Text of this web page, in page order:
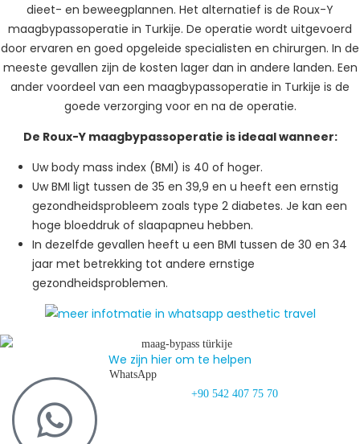
dieet- en beweegplannen. Het alternatief is de Roux-Y
maagbypassoperatie in Turkije. De operatie wordt uitgevoerd
door ervaren en goed opgeleide specialisten en chirurgen. In de
meeste gevallen zijn de kosten lager dan in andere landen. Een
ander voordeel van een maagbypassoperatie in Turkije is de
goede verzorging voor en na de operatie.
De Roux-Y maagbypassoperatie is ideaal wanneer:
Uw body mass index (BMI) is 40 of hoger.
Uw BMI ligt tussen de 35 en 39,9 en u heeft een ernstig
gezondheidsprobleem zoals type 2 diabetes. Je kan een
hoge bloeddruk of slaapapneu hebben.
In dezelfde gevallen heeft u een BMI tussen de 30 en 34
jaar met betrekking tot andere ernstige
gezondheidsproblemen.
We zijn hier om te helpen
WhatsApp
+90 542 407 75 70